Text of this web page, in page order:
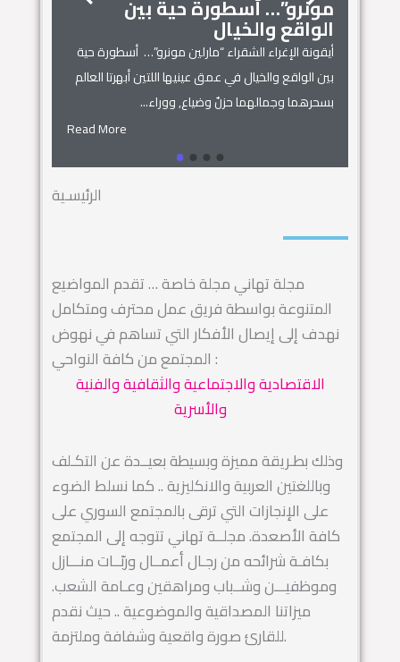
مونرو”… أسطورة حية بين
الواقع والخيال
أيقونة الإغراء الشقراء “مارلين مونرو”… أسطورة حية
بين الواقع والخيال في عمق عينيها اللتين أبهرتا العالم
بسحرهما وجمالهما حزنٌ وضياع, ووراء...
Read More
الرئيسـية
مجلة تهاني مجلة خاصة … تقدم المواضيع
المتنوعة بواسطة فريق عمل محترف ومتكامل
نهدف إلى إيصال الأفكار التي تساهم في نهوض
المجتمع من كافة النواحي :
الاقتصادية والاجتماعية والثقافية والفنية
والأسرية
وذلك بطـريقة مميزة وبسيطة بعيــدة عن التكـلف
وباللغتين العربية والانكليزية .. كما نسلط الضوء
على الإنجازات التي ترقى بالمجتمع السوري على
كافة الأصعدة. مجلــة تهاني تتوجه إلى المجتمع
بكافـة شرائحه من رجـال أعمــال وربّــات منـــازل
وموظفيـــن وشــباب ومراهقين وعـامة الشعب.
ميزاتنا المصداقية والموضوعية .. حيث نقدم
للقارئ صورة واقعية وشفافة وملتزمة.